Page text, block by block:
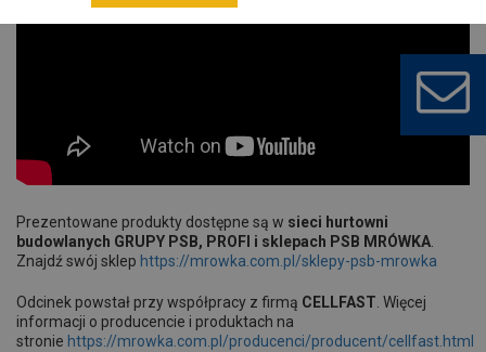
Prezentowane produkty dostępne są w sieci hurtowni
budowlanych GRUPY PSB, PROFI i sklepach PSB MRÓWKA
Znajdź swój sklep https://mrowka.com.pl/sklepy-psb-mrowka
Odcinek powstał przy współpracy z firmą CELLFAST . Więcej
informacji o producencie i produktach na
stronie https://mrowka.com.pl/producenci/producent/cellfast.html